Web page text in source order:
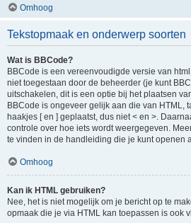
Omhoog
Tekstopmaak en onderwerp soorten
Wat is BBCode?
BBCode is een vereenvoudigde versie van
niet toegestaan door de beheerder (je kunt
uitschakelen, dit is een optie bij het plaatsen
BBCode is ongeveer gelijk aan die van HTML,
haakjes [ en ] geplaatst, dus niet < en >.
controle over hoe iets wordt weergegeven.
te vinden in de handleiding die je kunt openen
Omhoog
Kan ik HTML gebruiken?
Nee, het is niet mogelijk om je bericht op te
opmaak die je via HTML kan toepassen is ook